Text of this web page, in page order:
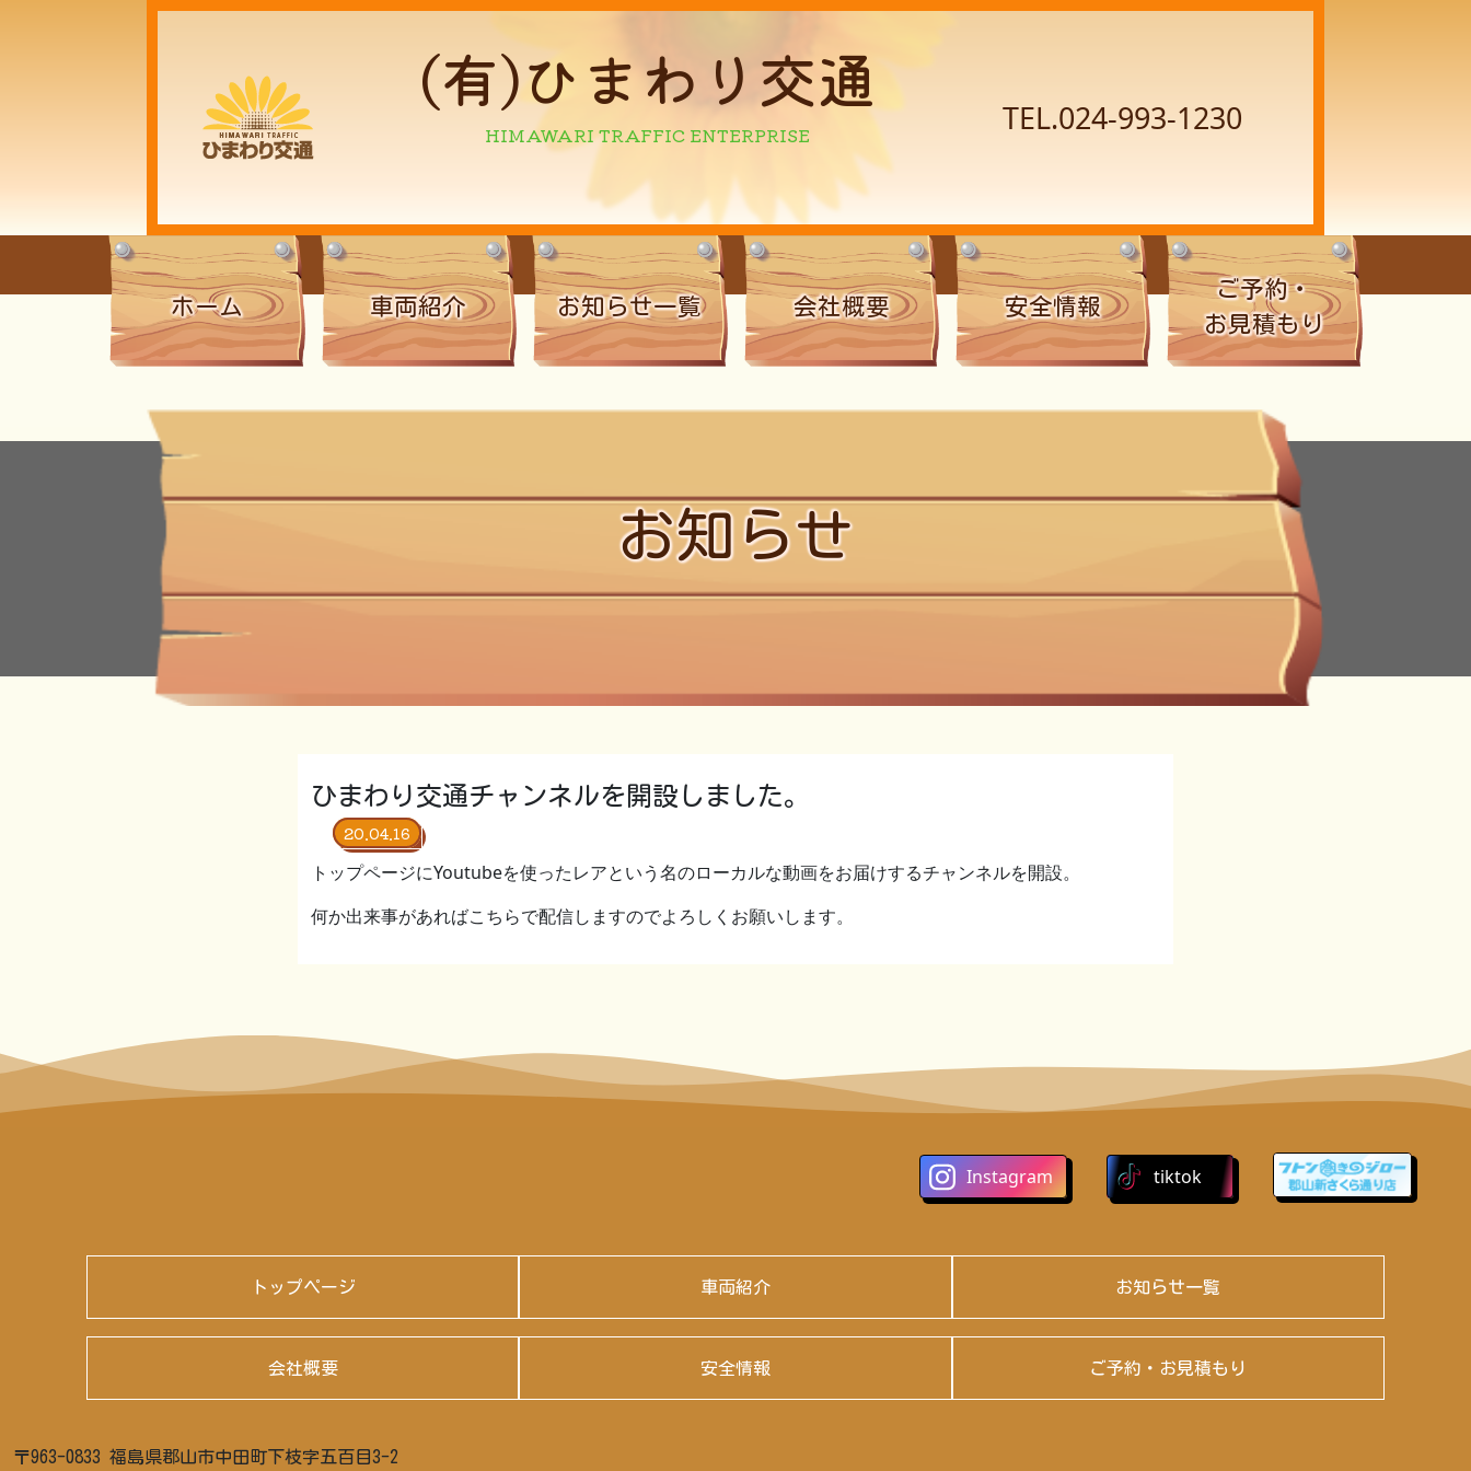
ホーム 車両紹介 お知らせ一覧 会社概要 安全情報
ご予約・
お見積もり
(有)ひまわり交通 TEL.024-993-1230
お知らせ
ひまわり交通チャンネルを開設しました。
20.04.16
トップページにYoutubeを使ったレアという名のローカルな動画をお届けするチャンネルを開設。
何か出来事があればこちらで配信しますのでよろしくお願いします。
Instagram tiktok
トップページ 車両紹介 お知らせ一覧
会社概要 安全情報 ご予約・お見積もり
〒963-0833 福島県郡山市中田町下枝字五百目3-2